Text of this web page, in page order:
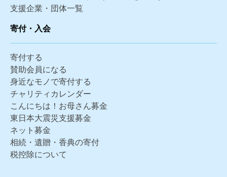
支援企業・団体一覧
寄付・入会
寄付する
賛助会員になる
身近なモノで寄付する
チャリティカレンダー
こんにちは！お母さん募金
東日本大震災支援募金
ネット募金
相続・遺贈・香典の寄付
税控除について